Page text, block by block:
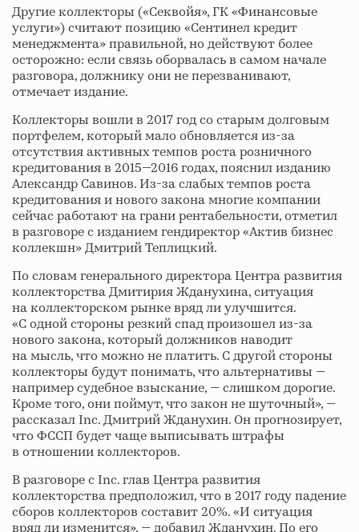
Другие коллекторы («Секвойя», ГК «Финансовые
услуги») считают позицию «Сентинел кредит
менеджмента» правильной, но действуют более
осторожно: если связь оборвалась в самом начале
разговора, должнику они не перезванивают,
отмечает издание.
Коллекторы вошли в 2017 год со старым долговым
портфелем, который мало обновляется из-за
отсутствия активных темпов роста розничного
кредитования в 2015—2016 годах, пояснил изданию
Александр Савинов. Из-за слабых темпов роста
кредитования и нового закона многие компании
сейчас работают на грани рентабельности, отметил
в разговоре с изданием гендиректор «Актив бизнес
коллекшн» Дмитрий Теплицкий.
По словам генерального директора Центра развития
коллекторства Дмитирия Жданухина, ситуация
на коллекторском рынке вряд ли улучшится.
«С одной стороны резкий спад произошел из-за
нового закона, который должников наводит
на мысль, что можно не платить. С другой стороны
коллекторы будут понимать, что альтернативы —
например судебное взыскание, — слишком дорогие.
Кроме того, они поймут, что закон не шуточный», —
рассказал Inc. Дмитрий Жданухин. Он прогнозирует,
что ФССП будет чаще выписывать штрафы
в отношении коллекторов.
В разговоре с Inc. глав Центра развития
коллекторства предположил, что в 2017 году падение
сборов коллекторов составит 20%. «И ситуация